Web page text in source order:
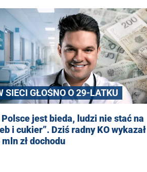
Biuro Antykorupcyjne pod
SIECI GŁOŚNO O 29-LATKU
Polsce jest bieda, ludzi nie stać na
i cukier”. Dziś radny KO wykazał
mln zł dochodu